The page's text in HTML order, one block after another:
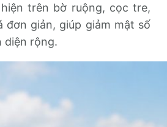
trên bờ ruộng, cọc tre,
giản, giúp giảm mật số
diện rộng.